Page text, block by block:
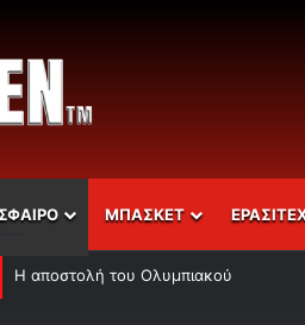
ΜΠΑΣΚΕΤ
Η αποστολή του Ολυμπιακού